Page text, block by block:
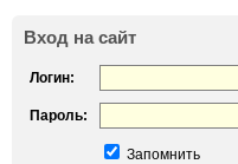
Вход на сайт
Логин:
Пароль:
Запомнить